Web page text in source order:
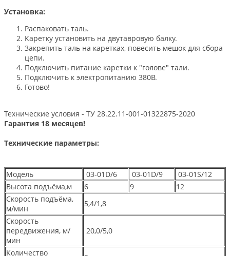
Установка:
Распаковать таль.
Каретку установить на двутавровую балку.
Закрепить таль на каретках, повесить мешок для сбора
цепи.
Подключить питание каретки к "голове" тали.
Подключить к электропитанию 380В.
Готово!
Технические условия - ТУ 28.22.11-001-01322875-2020
Гарантия 18 месяцев!
Технические параметры:
Модель 03-01D/6 03-01D/9
03-01S/12
Высота подъёма,м
6 9
12
Скорость подъёма,
м/мин
5,4/1,8
Скорость
передвижения, м/
мин
20,0/5,0
Количество